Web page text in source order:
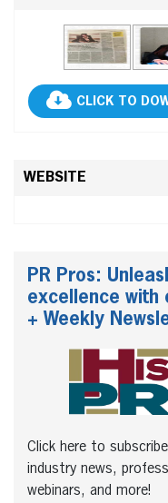
CLICK TO
WEBSITE
PR Pros:
excellence with
+ Weekly
Click here to
industry news,
webinars, and more!